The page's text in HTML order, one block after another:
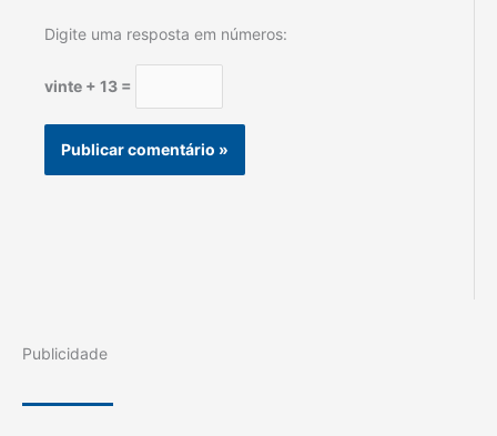
Digite uma resposta em números:
vinte + 13 =
Publicidade